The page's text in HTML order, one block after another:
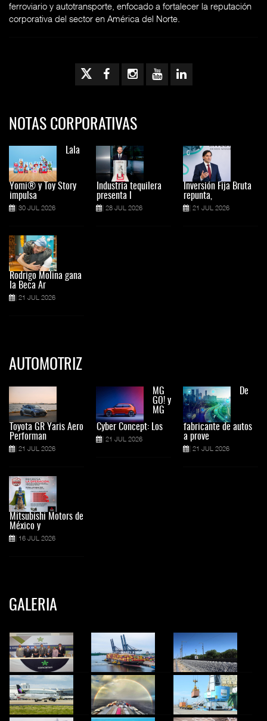
ferroviario y autotransporte, enfocado a fortalecer la reputación
corporativa del sector en América del Norte.
NOTAS CORPORATIVAS
Lala
Yomi® y Toy Story
impulsa
30 JUL 2026
Rodrigo Molina gana
la Beca Ar
21 JUL 2026
Industria tequilera
presenta l
28 JUL 2026
Inversión Fija Bruta
repunta,
21 JUL 2026
AUTOMOTRIZ
Toyota GR Yaris Aero
Performan
21 JUL 2026
Mitsubishi Motors de
México y
16 JUL 2026
MG
GO! y
MG
Cyber Concept: Los
21 JUL 2026
De
fabricante de autos
a prove
21 JUL 2026
GALERIA